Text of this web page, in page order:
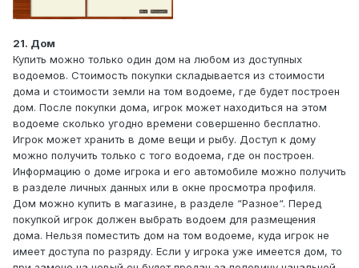
21. Дом
Купить можно только один дом на любом из доступных
водоемов. Стоимость покупки складывается из стоимости
дома и стоимости земли на том водоеме, где будет построен
дом. После покупки дома, игрок может находиться на этом
водоеме сколько угодно времени совершенно бесплатно.
Игрок может хранить в доме вещи и рыбу. Доступ к дому
можно получить только с того водоема, где он построен.
Информацию о доме игрока и его автомобиле можно получить
в разделе личных данных или в окне просмотра профиля.
Дом можно купить в магазине, в разделе “Разное“. Перед
покупкой игрок должен выбрать водоем для размещения
дома. Нельзя поместить дом на том водоеме, куда игрок не
имеет доступа по разряду. Если у игрока уже имеется дом, то